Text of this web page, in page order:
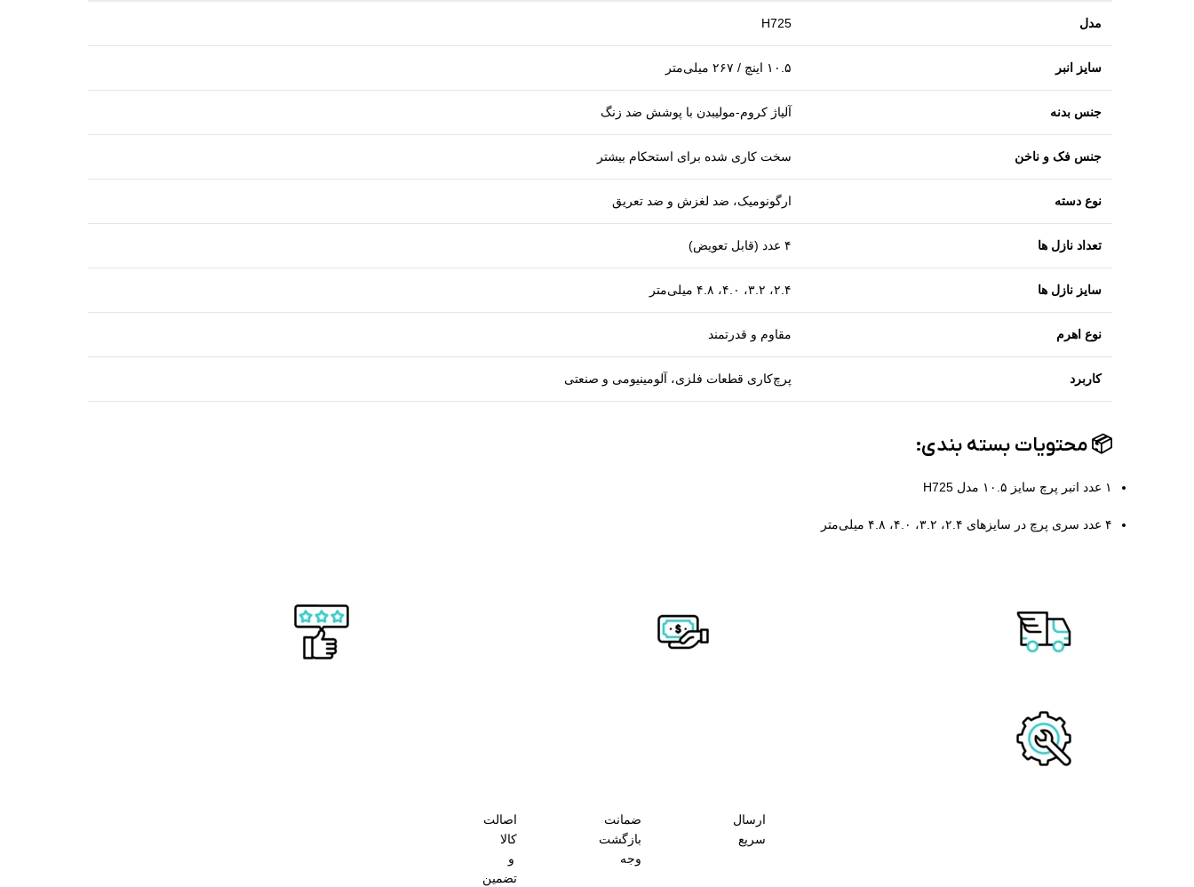
مدل H725
سایز انبر ۱۰.۵ اینچ / ۲۶۷ میلی‌متر
جنس بدنه آلیاژ کروم-مولیبدن با پوشش ضد زنگ
جنس فک و ناخن سخت‌ کاری شده برای استحکام بیشتر
نوع دسته ارگونومیک، ضد لغزش و ضد تعریق
تعداد نازل‌ ها ۴ عدد (قابل تعویض)
سایز نازل‌ ها ۲.۴، ۳.۲، ۴.۰، ۴.۸ میلی‌متر
نوع اهرم مقاوم و قدرتمند
کاربرد پرچ‌کاری قطعات فلزی، آلومینیومی و صنعتی
📦محتویات بسته‌ بندی:
۱ عدد انبر پرچ سایز ۱۰.۵ مدل H725
۴ عدد سری پرچ در سایزهای ۲.۴، ۳.۲، ۴.۰، ۴.۸ میلی‌متر
ارسال
سریع
ضمانت
بازگشت
وجه
اصالت
کالا
و
تضمین